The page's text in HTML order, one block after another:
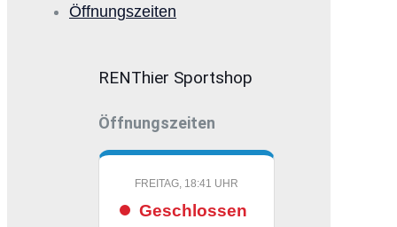
Öffnungszeiten
RENThier Sportshop
Öffnungszeiten
FREITAG, 18:41 UHR
Geschlossen